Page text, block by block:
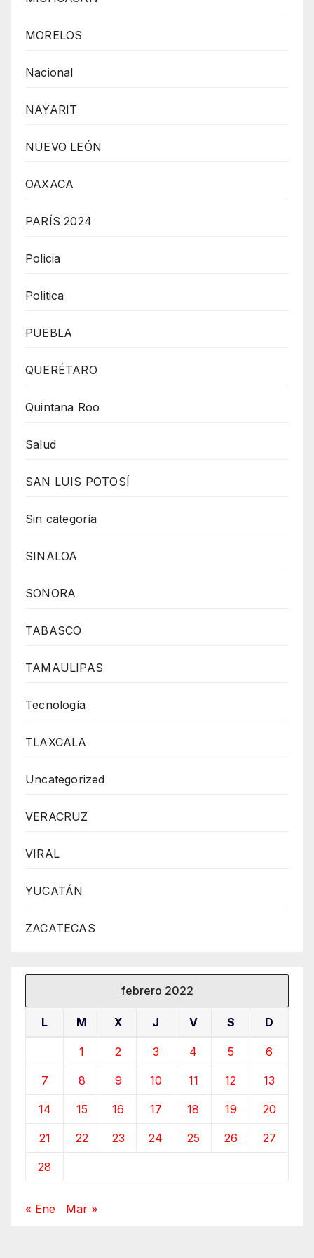
MORELOS
Nacional
NAYARIT
NUEVO LEÓN
OAXACA
PARÍS 2024
Policia
Politica
PUEBLA
QUERÉTARO
Quintana Roo
Salud
SAN LUIS POTOSÍ
Sin categoría
SINALOA
SONORA
TABASCO
TAMAULIPAS
Tecnología
TLAXCALA
Uncategorized
VERACRUZ
VIRAL
YUCATÁN
ZACATECAS
febrero 2022
L M X J V S D
1 2 3 4 5 6
7 8 9 10 11 12 13
14 15 16 17 18 19 20
21 22 23 24 25 26 27
28
« Ene Mar »